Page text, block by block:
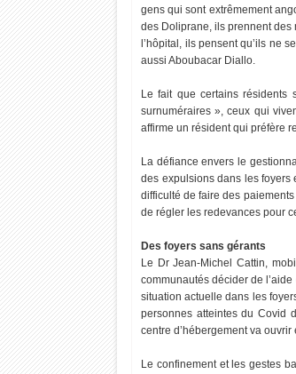
gens qui sont extrêmement
des Doliprane, ils prennent des
l’hôpital, ils pensent qu’ils ne
aussi Aboubacar Diallo.
Le fait que certains résidents
surnuméraires », ceux qui
affirme un résident qui préfère
La défiance envers le
des expulsions dans les foyers
difficulté de faire des
de régler les redevances pour
Des foyers sans gérants
Le Dr Jean-Michel Cattin,
communautés décider de
situation actuelle dans les
personnes atteintes du Covid
centre d’hébergement va
Le confinement et les gestes